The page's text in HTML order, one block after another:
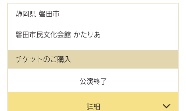
静岡県 磐田市
磐田市民文化会館 かたりあ
チケットのご購入
公演終了
詳細